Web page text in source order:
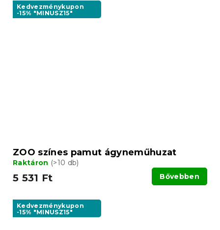
Kedvezménykupon
-15% "MINUSZ15"
ZOO színes pamut ágyneműhuzat
Raktáron (>10 db)
5 531 Ft Bővebben
Kedvezménykupon
-15% "MINUSZ15"